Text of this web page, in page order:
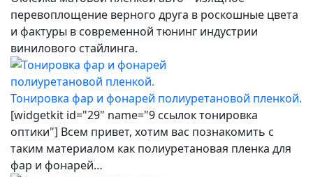
перевоплощение верного друга в роскошные цвета
и фактуры в современной тюнинг индустрии
винилового стайлинга.
Тонировка фар и фонарей полиуретановой пленкой.
[widgetkit id="29" name="9 ссылок тонировка
оптики"] Всем привет, хотим вас познакомить с
таким материалом как полиуретановая пленка для
фар и фонарей…